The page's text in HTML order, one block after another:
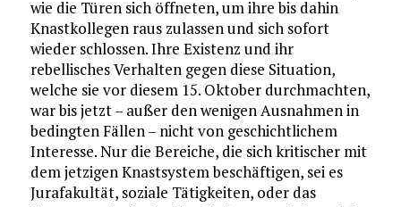
wie die Türen sich öffneten, um ihre bis dahin
Knastkollegen raus zulassen und sich sofort
wieder schlossen. Ihre Existenz und ihr
rebellisches Verhalten gegen diese Situation,
welche sie vor diesem 15. Oktober durchmachten,
war bis jetzt – außer den wenigen Ausnahmen in
bedingten Fällen – nicht von geschichtlichem
Interesse. Nur die Bereiche, die sich kritischer mit
dem jetzigen Knastsystem beschäftigen, sei es
Jurafakultät, soziale Tätigkeiten, oder das